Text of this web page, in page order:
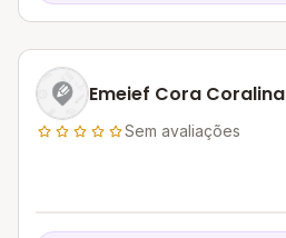
Emeief Cora Coralina
Sem avaliações